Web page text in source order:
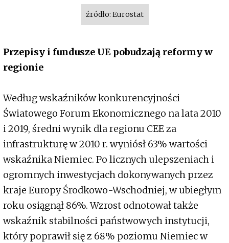
źródło: Eurostat
Przepisy i fundusze UE pobudzają reformy w
regionie
Według wskaźników konkurencyjności
Światowego Forum Ekonomicznego na lata 2010
i 2019, średni wynik dla regionu CEE za
infrastrukturę w 2010 r. wyniósł 63% wartości
wskaźnika Niemiec. Po licznych ulepszeniach i
ogromnych inwestycjach dokonywanych przez
kraje Europy Środkowo-Wschodniej, w ubiegłym
roku osiągnął 86%. Wzrost odnotował także
wskaźnik stabilności państwowych instytucji,
który poprawił się z 68% poziomu Niemiec w